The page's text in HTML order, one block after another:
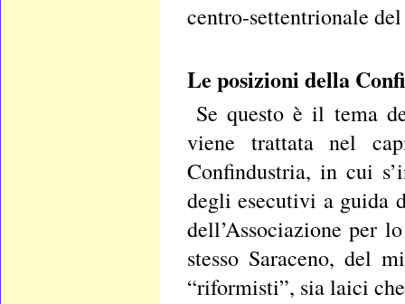
centro-settentrionale del
Le posizioni della
Se questo è il tema
viene trattata nel
Confindustria, in cui
degli esecutivi a guida
dell’Associazione per
stesso Saraceno, del
“riformisti”, sia laici